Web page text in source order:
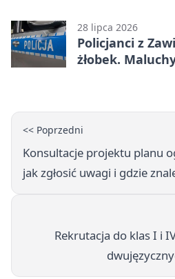
28 lipca 2026
Policjanci z
żłobek.
<< Poprzedni
Konsultacje projektu planu
jak zgłosić uwagi i gdzie
Rekrutacja do klas I i